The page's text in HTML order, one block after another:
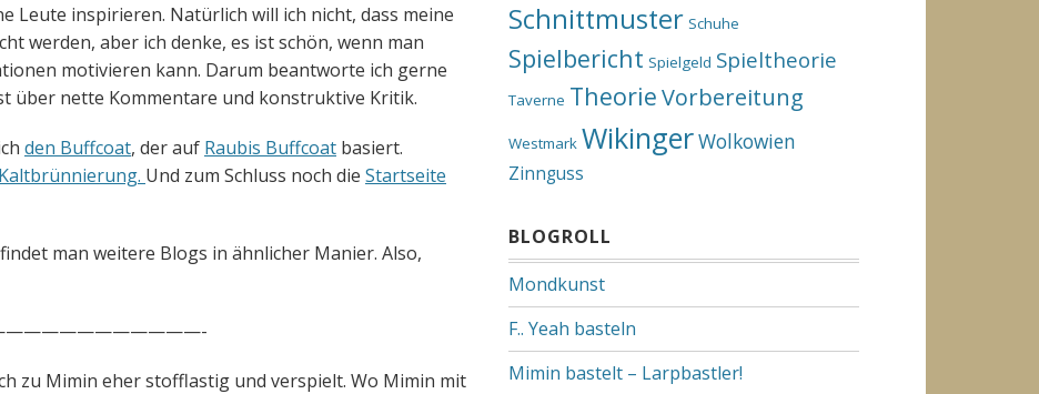
Leute inspirieren. Natürlich will ich nicht, dass meine
werden, aber ich denke, es ist schön, wenn man
motivieren kann. Darum beantworte ich gerne
über nette Kommentare und konstruktive Kritik.
den Buffcoat, der auf Raubis Buffcoat basiert.
Kaltbrünnierung. Und zum Schluss noch die Startseite
man weitere Blogs in ähnlicher Manier. Also,
zu Mimin eher stofflastig und verspielt. Wo Mimin mit
Schnittmuster Schuhe
Spielbericht Spielgeld Spieltheorie
Taverne TheorieVorbereitung
Westmark WikingerWolkowien
Zinnguss
BLOGROLL
Mondkunst
F.. Yeah basteln
Mimin bastelt – Larpbastler!